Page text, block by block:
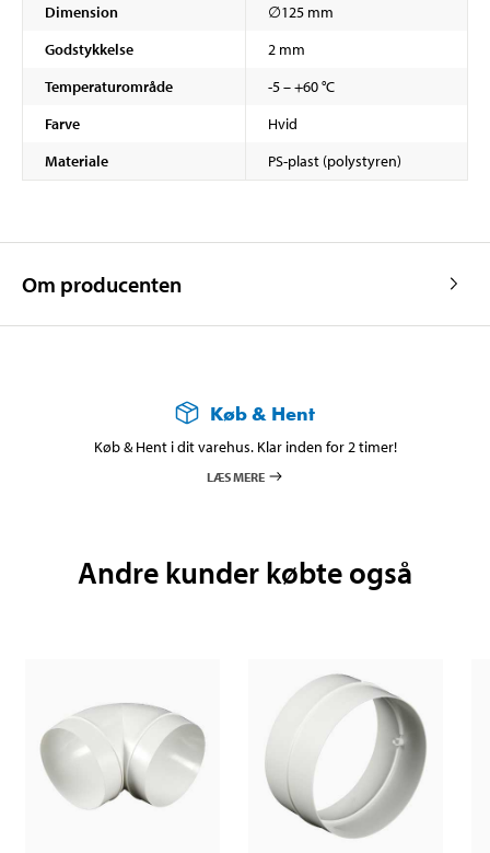
Dimension
∅125 mm
Godstykkelse
2 mm
Temperaturområde
-5 – +60 °C
Farve
Hvid
Materiale
PS-plast (polystyren)
Om producenten
Køb & Hent
Køb & Hent i dit varehus. Klar inden for 2 timer!
LÆS MERE
Andre kunder købte også